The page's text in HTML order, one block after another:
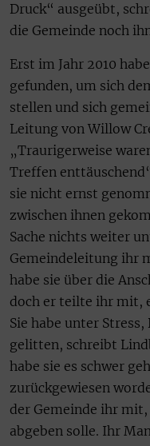
Druck“ ausgeübt,
die Gemeinde noch
Erst im Jahr 2010
gefunden, um sich
stellen und sich
Leitung von Willow
„Traurigerweise
Treffen
sie nicht ernst
zwischen ihnen
Sache nichts weiter
Gemeindeleitung ihr
habe sie über die
doch er teilte ihr mit,
Sie habe unter
gelitten, schreibt
habe sie es schwer
zurückgewiesen
der Gemeinde ihr
abgeben solle. Ihr